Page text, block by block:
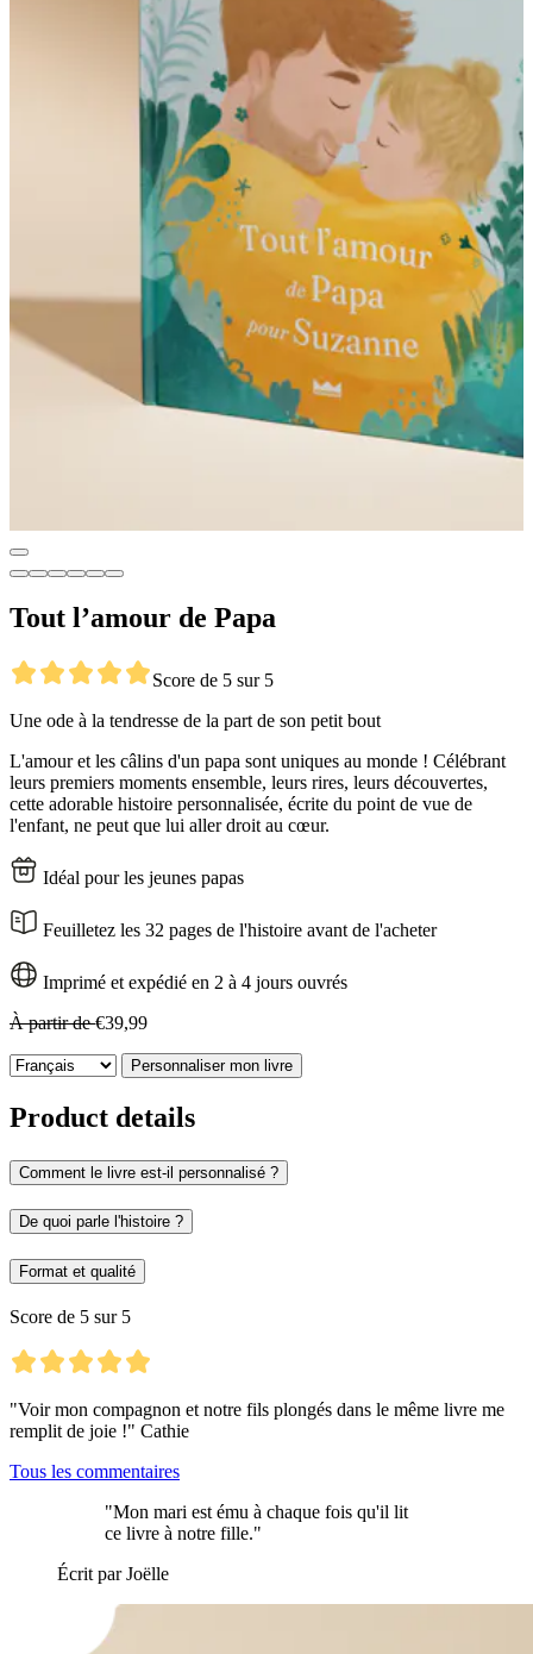
Tout l’amour de Papa
Score de 5 sur 5
Une ode à la tendresse de la part de son petit bout
L'amour et les câlins d'un papa sont uniques au monde ! Célébrant
leurs premiers moments ensemble, leurs rires, leurs découvertes,
cette adorable histoire personnalisée, écrite du point de vue de
l'enfant, ne peut que lui aller droit au cœur.
Idéal pour les jeunes papas
Feuilletez les 32 pages de l'histoire avant de l'acheter
Imprimé et expédié en 2 à 4 jours ouvrés
À partir de€39,99
Personnaliser mon livre
Product details
Comment le livre est-il personnalisé ?
De quoi parle l'histoire ?
Format et qualité
Score de 5 sur 5
"Voir mon compagnon et notre fils plongés dans le même livre me
remplit de joie !" Cathie
Tous les commentaires
"Mon mari est ému à chaque fois qu'il lit
ce livre à notre fille."
Écrit par Joëlle